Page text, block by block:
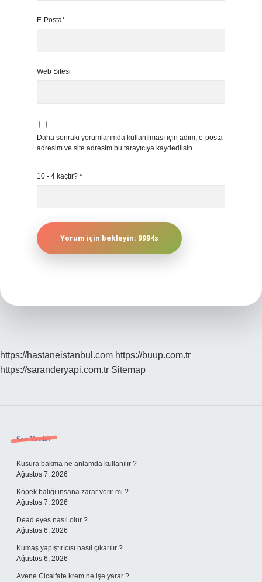
E-Posta*
Web Sitesi
Daha sonraki yorumlarımda kullanılması için adım, e-posta
adresim ve site adresim bu tarayıcıya kaydedilsin.
10 - 4 kaçtır? *
https://hastaneistanbul.com https://buup.com.tr
https://saranderyapi.com.tr Sitemap
Sidebar
Son Yazılar
Kusura bakma ne anlamda kullanılır ?
Ağustos 7, 2026
Köpek balığı insana zarar verir mi ?
Ağustos 7, 2026
Dead eyes nasıl olur ?
Ağustos 6, 2026
Kumaş yapıştırıcısı nasıl çıkarılır ?
Ağustos 6, 2026
Avene Cicalfate krem ne işe yarar ?